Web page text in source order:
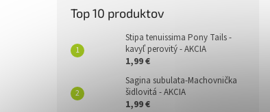
Top 10 produktov
Stipa tenuissima Pony Tails -
kavyľ perovitý - AKCIA
1,99 €
Sagina subulata-Machovnička
šidlovitá - AKCIA
1,99 €